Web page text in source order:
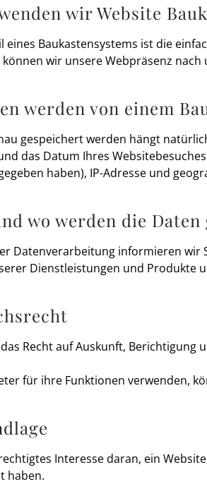
wir Website
eines Baukastensystems ist die
wir unsere Webpräsenz
werden von einem
gespeichert werden hängt
das Datum Ihres
haben), IP-Adresse und
wo werden die
Datenverarbeitung informieren wir
Dienstleistungen und Produkte
Recht auf Auskunft,
für ihre Funktionen verwenden,
Interesse daran, ein
haben.